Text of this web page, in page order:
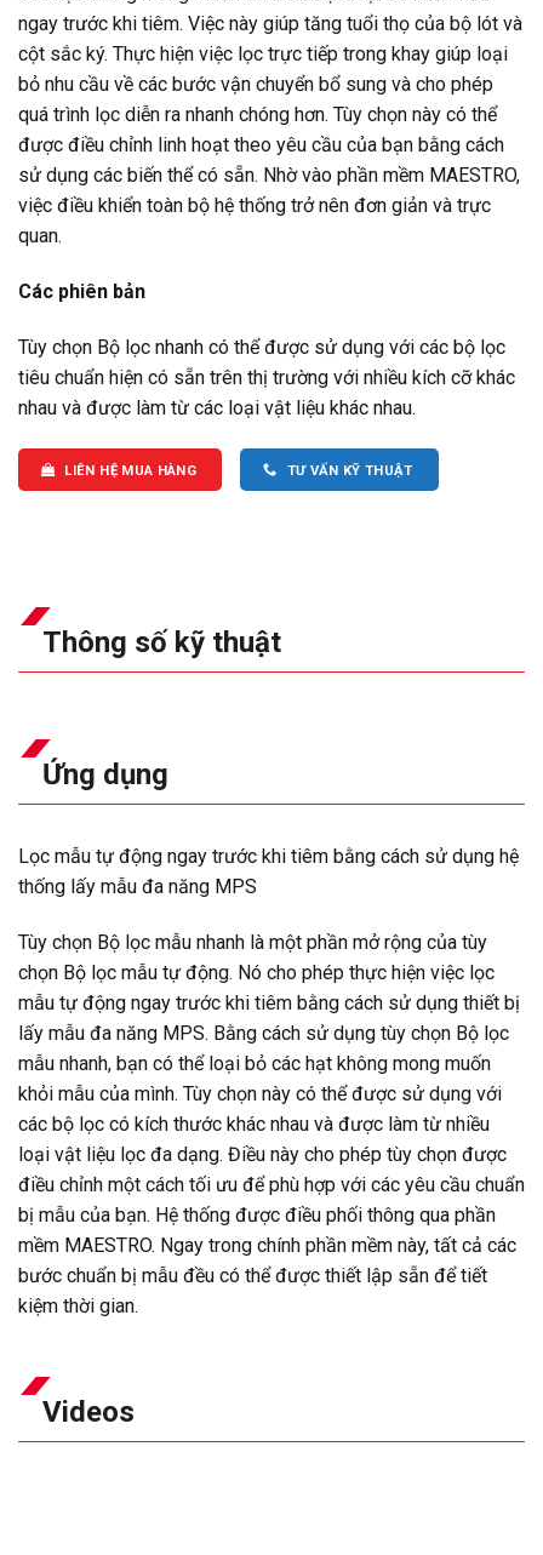
ngay trước khi tiêm. Việc này giúp tăng tuổi thọ của bộ lót và
cột sắc ký. Thực hiện việc lọc trực tiếp trong khay giúp loại
bỏ nhu cầu về các bước vận chuyển bổ sung và cho phép
quá trình lọc diễn ra nhanh chóng hơn. Tùy chọn này có thể
được điều chỉnh linh hoạt theo yêu cầu của bạn bằng cách
sử dụng các biến thể có sẵn. Nhờ vào phần mềm MAESTRO,
việc điều khiển toàn bộ hệ thống trở nên đơn giản và trực
quan.
Các phiên bản
Tùy chọn Bộ lọc nhanh có thể được sử dụng với các bộ lọc
tiêu chuẩn hiện có sẵn trên thị trường với nhiều kích cỡ khác
nhau và được làm từ các loại vật liệu khác nhau.
LIÊN HỆ MUA HÀNG TƯ VẤN KỸ THUẬT
Thông số kỹ thuật
Ứng dụng
Lọc mẫu tự động ngay trước khi tiêm bằng cách sử dụng hệ
thống lấy mẫu đa năng MPS
Tùy chọn Bộ lọc mẫu nhanh là một phần mở rộng của tùy
chọn Bộ lọc mẫu tự động. Nó cho phép thực hiện việc lọc
mẫu tự động ngay trước khi tiêm bằng cách sử dụng thiết bị
lấy mẫu đa năng MPS. Bằng cách sử dụng tùy chọn Bộ lọc
mẫu nhanh, bạn có thể loại bỏ các hạt không mong muốn
khỏi mẫu của mình. Tùy chọn này có thể được sử dụng với
các bộ lọc có kích thước khác nhau và được làm từ nhiều
loại vật liệu lọc đa dạng. Điều này cho phép tùy chọn được
điều chỉnh một cách tối ưu để phù hợp với các yêu cầu chuẩn
bị mẫu của bạn. Hệ thống được điều phối thông qua phần
mềm MAESTRO. Ngay trong chính phần mềm này, tất cả các
bước chuẩn bị mẫu đều có thể được thiết lập sẵn để tiết
kiệm thời gian.
Videos